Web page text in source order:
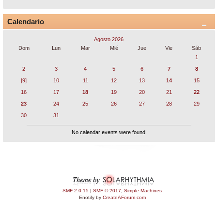
Calendario
Agosto 2026
Dom
Lun Mar Mié Jue Vie
Sáb
1
2
3 4 5 6 7
8
[9]
10 11 12 13 14
15
16
17 18 19 20 21
22
23
24 25 26 27 28
29
30
31
No calendar events were found.
SMF 2.0.15 | SMF © 2017
Simple Machines
Enotify by CreateAForum.com